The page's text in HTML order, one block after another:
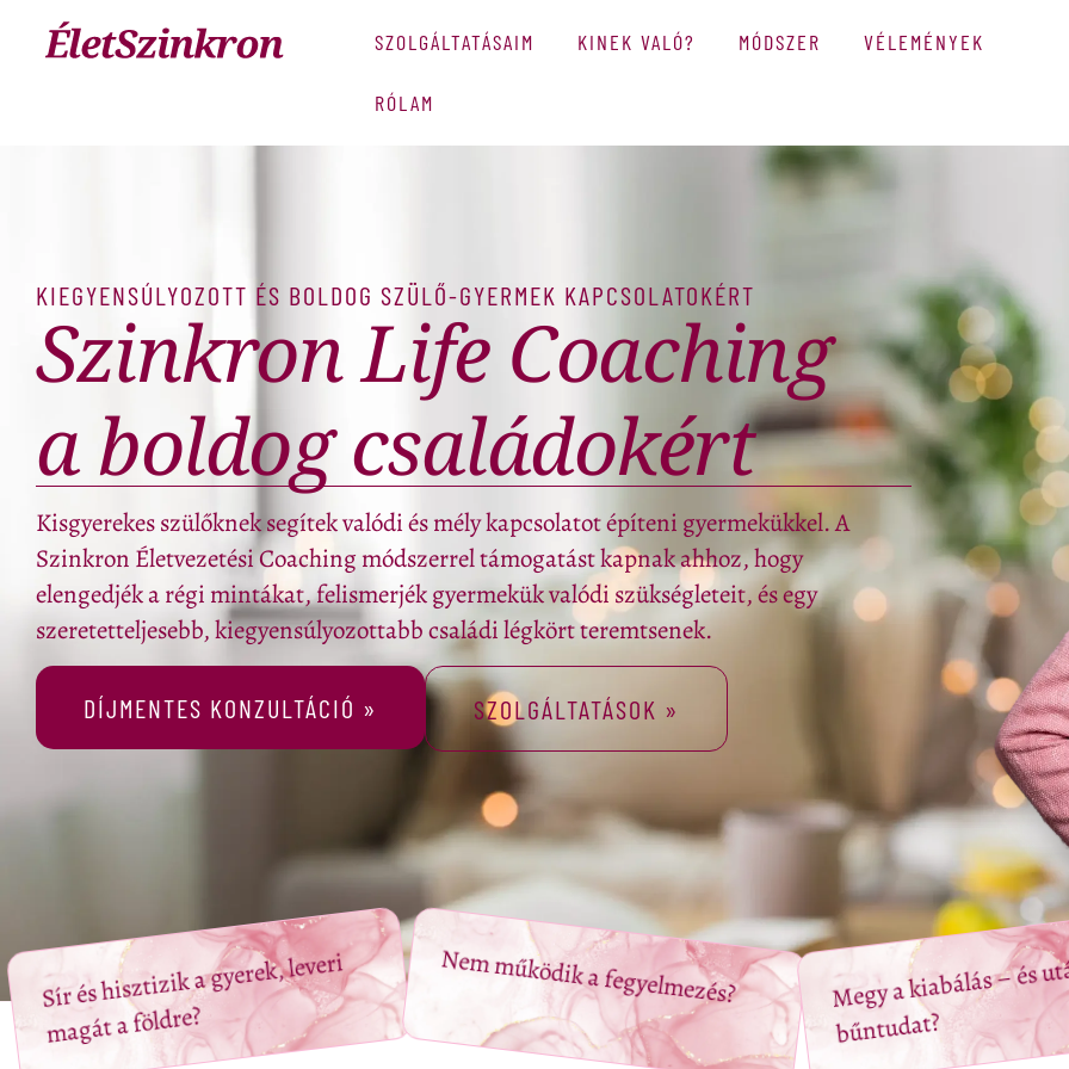
SZOLGÁLTATÁSAIM KINEK VALÓ? MÓDSZER VÉLEMÉNYEK
RÓLAM
KIEGYENSÚLYOZOTT ÉS BOLDOG SZÜLŐ-GYERMEK KAPCSOLATOKÉRT
Szinkron Life Coaching
a boldog családokért
Kisgyerekes szülőknek segítek valódi és mély kapcsolatot építeni gyermekükkel. A
Szinkron Életvezetési Coaching módszerrel támogatást kapnak ahhoz, hogy
elengedjék a régi mintákat, felismerjék gyermekük valódi szükségleteit, és egy
szeretetteljesebb, kiegyensúlyozottabb családi légkört teremtsenek.
DÍJMENTES KONZULTÁCIÓ » SZOLGÁLTATÁSOK »
Sír és hisztizik a gyerek, leveri
magát a földre?
Nem működik a fegyelmezés? Megy a kiabálás – és
bűntudat?